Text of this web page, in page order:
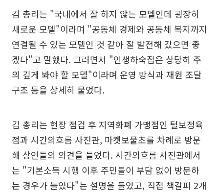
김 총리는 "국내에서 잘 하지 않는 모델인데 굉장히
새로운 모델"이라며 "공동체 경제와 공동체 복지까지
연결될 수 있는 모델인 것 같아 잘 발전해 갔으면 좋
겠다"고 말했다. 그러면서 "인생하숙집은 상당히 주
의 깊게 봐야 할 모델"이라며 운영 방식과 재원 조달
구조 등을 상세히 물었다.
김 총리는 현장 점검 후 지역화폐 가맹점인 털보정육
점과 시간의흐름 사진관, 마켓보물초를 차례로 방문
해 상인들의 의견을 들었다. 시간의흐름 사진관에서
는 "기본소득 시행 이후 주민들이 부담 없이 방문하
는 경우가 늘었다"는 설명을 들었고, 직접 책갈피 2개